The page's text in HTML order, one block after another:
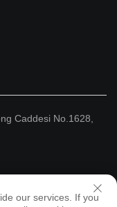
Caddesi No.1628,
our services. If you